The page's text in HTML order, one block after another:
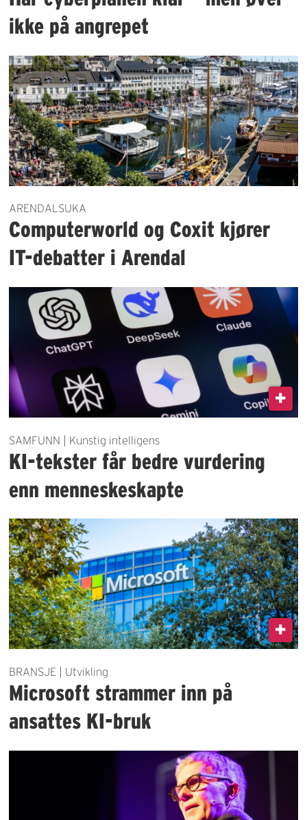
ikke på angrepet
ARENDALSUKA
Computerworld og Coxit kjører
IT-debatter i Arendal
SAMFUNN | Kunstig intelligens
KI-tekster får bedre vurdering
enn menneskeskapte
BRANSJE | Utvikling
Microsoft strammer inn på
ansattes KI-bruk